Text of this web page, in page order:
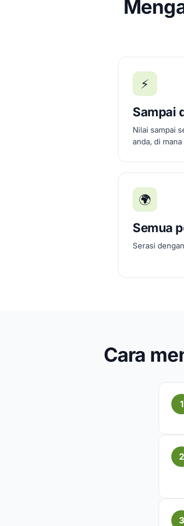
⚡
Sampai
Nilai sampai
anda, di
🌍
Semua
Serasi
Cara
1
2
3